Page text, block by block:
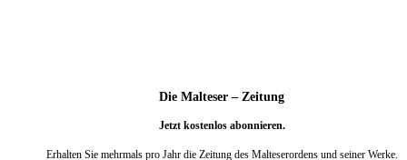
Die Malteser – Zeitung
Jetzt kostenlos abonnieren.
Erhalten Sie mehrmals pro Jahr die Zeitung des Malteserordens und seiner Werke.